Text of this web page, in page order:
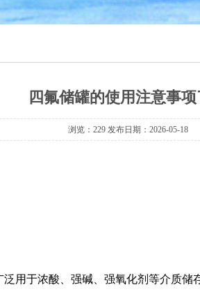
四氟储罐的使用注意事
浏览： 229发布日期：2026-05-18
用于浓酸、强碱、强氧化剂等介质